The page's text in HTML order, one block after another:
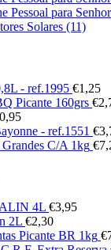
Pessoal para
Solares (11)
- ref.1995 €1,25
Picante 160grs €
0,95
- ref.1551 €
C/A 1kg €
4L €3,95
2L €2,30
Picante BR 1kg €